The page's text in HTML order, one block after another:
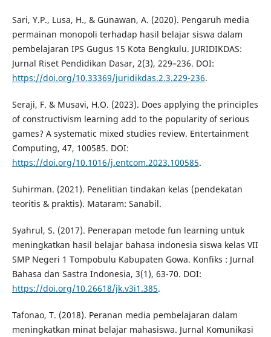
Sari, Y.P., Lusa, H., & Gunawan, A. (2020). Pengaruh media
permainan monopoli terhadap hasil belajar siswa dalam
pembelajaran IPS Gugus 15 Kota Bengkulu. JURIDIKDAS:
Jurnal Riset Pendidikan Dasar, 2(3), 229–236. DOI:
https://doi.org/10.33369/juridikdas.2.3.229-236.
Seraji, F. & Musavi, H.O. (2023). Does applying the principles
of constructivism learning add to the popularity of serious
games? A systematic mixed studies review. Entertainment
Computing, 47, 100585. DOI:
https://doi.org/10.1016/j.entcom.2023.100585.
Suhirman. (2021). Penelitian tindakan kelas (pendekatan
teoritis & praktis). Mataram: Sanabil.
Syahrul, S. (2017). Penerapan metode fun learning untuk
meningkatkan hasil belajar bahasa indonesia siswa kelas VII
SMP Negeri 1 Tompobulu Kabupaten Gowa. Konfiks : Jurnal
Bahasa dan Sastra Indonesia, 3(1), 63-70. DOI:
https://doi.org/10.26618/jk.v3i1.385.
Tafonao, T. (2018). Peranan media pembelajaran dalam
meningkatkan minat belajar mahasiswa. Jurnal Komunikasi